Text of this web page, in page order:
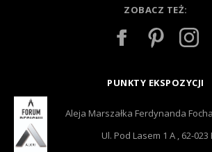
ZOBACZ TEŻ:
PUNKTY EKSPOZYCJI
Aleja Marszałka Ferdynanda
Ul. Pod Lasem 1 A , 62-